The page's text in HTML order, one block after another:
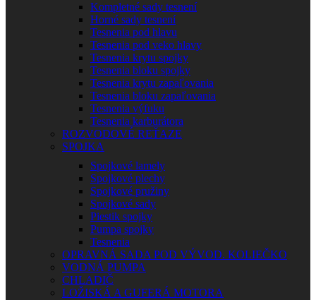
Kompletné sady tesnení
Horné sady tesnení
Tesnenia pod hlavu
Tesnenia pod veko hlavy
Tesnenia krytu spojky
Tesnenia bloku spojky
Tesnenia krytu zapaľovania
Tesnenia bloku zapaľovania
Tesnenia výfuku
Tesnenia karburátora
ROZVODOVÉ REŤAZE
SPOJKA
Spojkové lamely
Spojkové plechy
Spojkové pružiny
Spojkové sady
Piestik spojky
Pumpa spojky
Tesnenia
OPRAVNÁ SADA POD VÝVOD. KOLIEČKO
VODNÁ PUMPA
CHLADIČ
LOŽISKÁ A GUFERÁ MOTORA